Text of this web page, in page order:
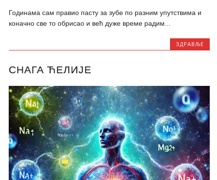
Годинама сам правио пасту за зубе по разним упутствима и
коначно све то обрисао и већ дуже време радим...
ЗДРАВЉЕ
СНАГА ЋЕЛИЈЕ